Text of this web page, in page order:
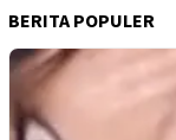
BERITA POPULER